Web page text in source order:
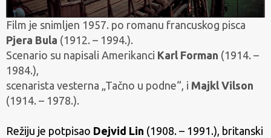
Film je snimljen 1957. po romanu francuskog pisca
Pjera Bula (1912. – 1994.).
Scenario su napisali Amerikanci Karl Forman (1914. –
1984.),
scenarista vesterna „Tačno u podne“, i Majkl Vilson
(1914. – 1978.).
Režiju je potpisao Dejvid Lin (1908. – 1991.), britanski